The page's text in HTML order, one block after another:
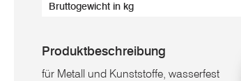
Bruttogewicht in kg
Produktbeschreibung
für Metall und Kunststoffe, wasserfest